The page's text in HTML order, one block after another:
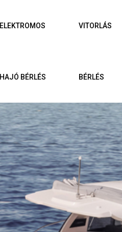
ELEKTROMOS
HAJÓ BÉRLÉS
VITORLÁS
BÉRLÉS